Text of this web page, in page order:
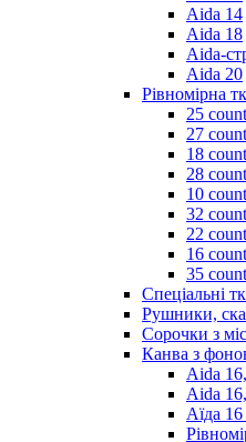
Aida 14
Aida 18
Aida-
Aida 20
Рівномірна
25 count
27 count
18 count
28 count
10 count
32 count
22 count
16 count
35 count
Спеціальні
Рушники,
Сорочки з
Канва з
Aida
Aida
Аїда